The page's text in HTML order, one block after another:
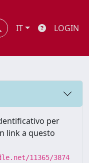
IT LOGIN
per
link a questo
11365/3874